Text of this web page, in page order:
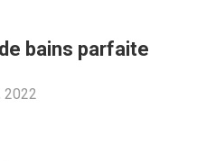
bains parfaite
2022